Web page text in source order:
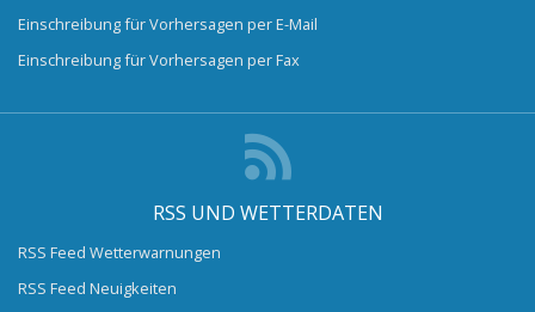
Einschreibung für Vorhersagen per E-Mail
Einschreibung für Vorhersagen per Fax
RSS UND WETTERDATEN
RSS Feed Wetterwarnungen
RSS Feed Neuigkeiten